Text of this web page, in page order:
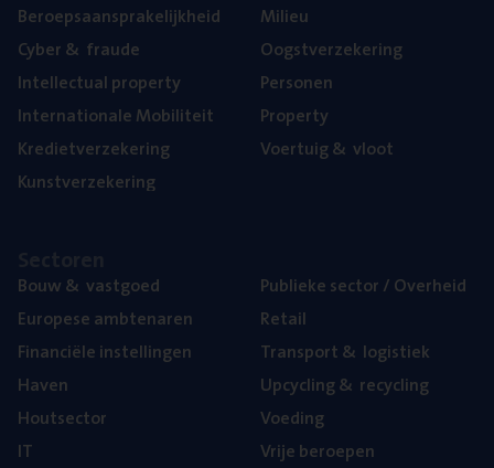
Beroeps­aan­spra­ke­lijk­heid
Cyber& fraude
Intel­lec­tu­al property
Inter­na­ti­o­na­le Mobiliteit
Kre­diet­ver­ze­ke­ring
Kunst­ver­ze­ke­ring
Mili­eu
Oogst­ver­ze­ke­ring
Per­so­nen
Pro­per­ty
Voer­tuig& vloot
Bouw& vastgoed
Euro­pe­se ambtenaren
Finan­ci­ë­le instellingen
Haven
Hout­sec­tor
IT
Publie­ke sec­tor / Overheid
Retail
Trans­port& logistiek
Upcy­cling& recycling
Voe­ding
Vrije beroe­pen